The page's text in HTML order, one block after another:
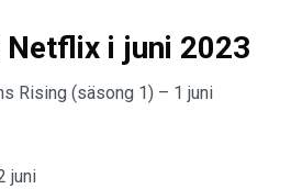
Netflix i juni 2023
Rising (säsong 1) – 1 juni
juni